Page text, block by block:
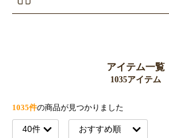
アイテム一覧
1035アイテム
1035件の商品が見つかりました